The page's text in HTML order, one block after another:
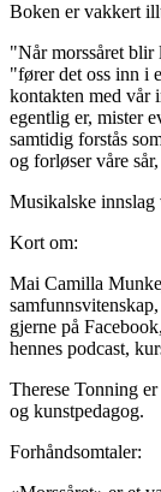
Boken er vakkert
"Når morssåret
"fører det oss inn i
kontakten med vår
egentlig er, mister
samtidig forstås
og forløser våre
Musikalske
Kort om:
Mai Camilla
gjerne på
hennes podcast,
Therese Tonning
og kunstpedagog.
Forhåndsomtaler: